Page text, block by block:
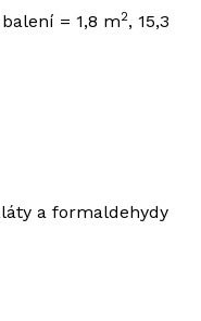
= 1,8 m2, 15,3
a formaldehydy